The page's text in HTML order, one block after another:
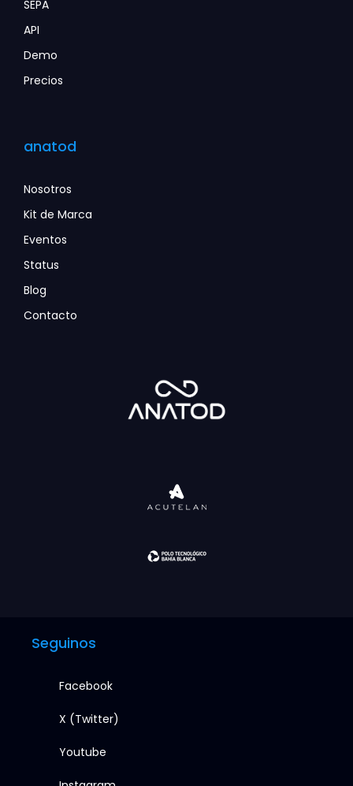
anatod
Nosotros
Kit de Marca
Eventos
Status
Blog
Contacto
SEPA
API
Demo
Precios
Seguinos
Facebook
X (Twitter)
Youtube